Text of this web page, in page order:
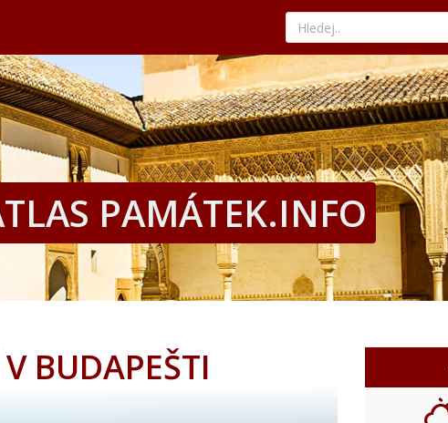
Ostravy
mořem
nejvýhodnější nabídky
i současné umění
Ostravy
a nejlepší paellu
mořem
nejvýhodnější nabídkyPAMÁTEK.INFO
BUDAPEŠTI